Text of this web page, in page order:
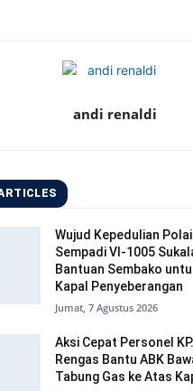
andi renaldi
Wujud Kepedulian
Sempadi VI-1005
Bantuan Sembako
Kapal Penyeberangan
Jumat, 7 Agustus 2026
Aksi Cepat Personel
Rengas Bantu ABK
Tabung Gas ke Atas